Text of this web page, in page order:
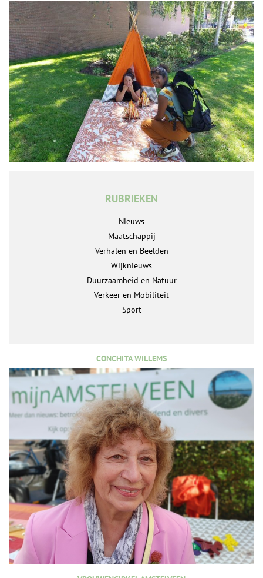
RUBRIEKEN
Nieuws
Maatschappij
Verhalen en Beelden
Wijknieuws
Duurzaamheid en Natuur
Verkeer en Mobiliteit
Sport
CONCHITA WILLEMS